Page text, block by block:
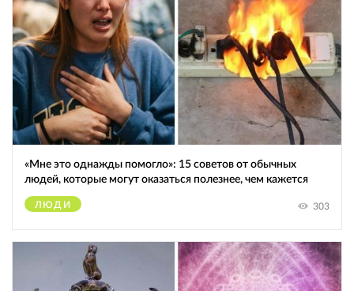
«Мне это однажды помогло»: 15 советов от обычных
людей, которые могут оказаться полезнее, чем кажется
ЛЮДИ 303